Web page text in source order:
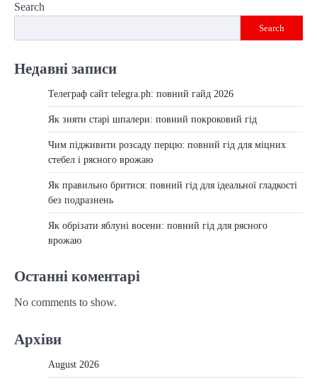
Search
Search
Недавні записи
Телеграф сайт telegra.ph: повний гайд 2026
Як зняти старі шпалери: повний покроковий гід
Чим підживити розсаду перцю: повний гід для міцних
стебел і рясного врожаю
Як правильно бритися: повний гід для ідеальної гладкості
без подразнень
Як обрізати яблуні восени: повний гід для рясного
врожаю
Останні коментарі
No comments to show.
Архіви
August 2026